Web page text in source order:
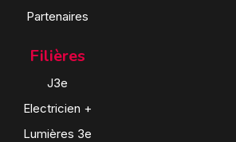
Partenaires
Filières
J3e
Electricien +
Lumières 3e